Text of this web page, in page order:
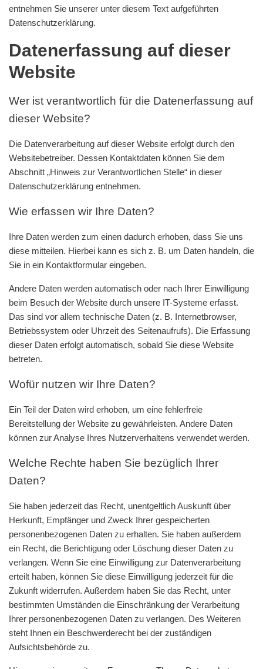
entnehmen Sie unserer unter diesem Text aufgeführten
Datenschutzerklärung.
Datenerfassung auf dieser
Website
Wer ist verantwortlich für die Datenerfassung auf
dieser Website?
Die Datenverarbeitung auf dieser Website erfolgt durch den
Websitebetreiber. Dessen Kontaktdaten können Sie dem
Abschnitt „Hinweis zur Verantwortlichen Stelle“ in dieser
Datenschutzerklärung entnehmen.
Wie erfassen wir Ihre Daten?
Ihre Daten werden zum einen dadurch erhoben, dass Sie uns
diese mitteilen. Hierbei kann es sich z. B. um Daten handeln, die
Sie in ein Kontaktformular eingeben.
Andere Daten werden automatisch oder nach Ihrer Einwilligung
beim Besuch der Website durch unsere IT-Systeme erfasst.
Das sind vor allem technische Daten (z. B. Internetbrowser,
Betriebssystem oder Uhrzeit des Seitenaufrufs). Die Erfassung
dieser Daten erfolgt automatisch, sobald Sie diese Website
betreten.
Wofür nutzen wir Ihre Daten?
Ein Teil der Daten wird erhoben, um eine fehlerfreie
Bereitstellung der Website zu gewährleisten. Andere Daten
können zur Analyse Ihres Nutzerverhaltens verwendet werden.
Welche Rechte haben Sie bezüglich Ihrer
Daten?
Sie haben jederzeit das Recht, unentgeltlich Auskunft über
Herkunft, Empfänger und Zweck Ihrer gespeicherten
personenbezogenen Daten zu erhalten. Sie haben außerdem
ein Recht, die Berichtigung oder Löschung dieser Daten zu
verlangen. Wenn Sie eine Einwilligung zur Datenverarbeitung
erteilt haben, können Sie diese Einwilligung jederzeit für die
Zukunft widerrufen. Außerdem haben Sie das Recht, unter
bestimmten Umständen die Einschränkung der Verarbeitung
Ihrer personenbezogenen Daten zu verlangen. Des Weiteren
steht Ihnen ein Beschwerderecht bei der zuständigen
Aufsichtsbehörde zu.